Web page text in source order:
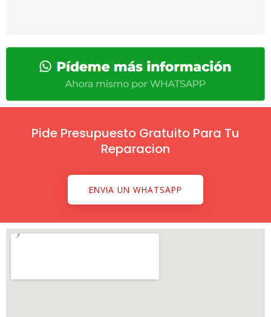
Pide Presupuesto Gratuito Para Tu
Reparacion
ENVIA UN WHATSAPP